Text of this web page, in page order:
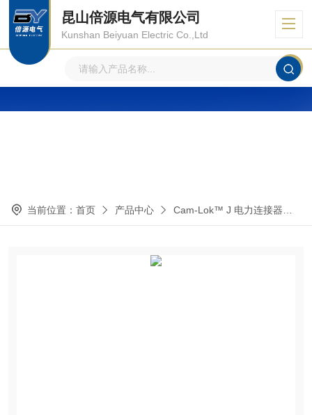
昆山倍源电气有限公司
Kunshan Beiyuan Electric Co.,Ltd
当前位置： 首页 产品中心 Cam-Lok™ J 电力连接器